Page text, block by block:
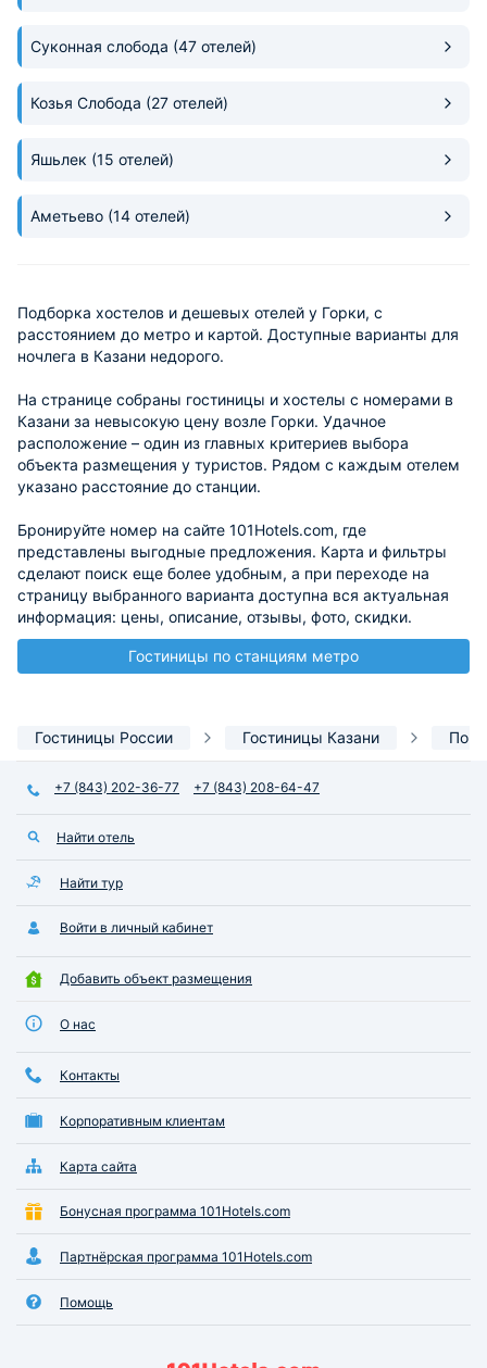
Суконная слобода (47 отелей)
Козья Слобода (27 отелей)
Яшьлек (15 отелей)
Аметьево (14 отелей)
Подборка хостелов и дешевых отелей у Горки, с
расстоянием до метро и картой. Доступные варианты для
ночлега в Казани недорого.
На странице собраны гостиницы и хостелы с номерами в
Казани за невысокую цену возле Горки. Удачное
расположение – один из главных критериев выбора
объекта размещения у туристов. Рядом с каждым отелем
указано расстояние до станции.
Бронируйте номер на сайте 101Hotels.com, где
представлены выгодные предложения. Карта и фильтры
сделают поиск еще более удобным, а при переходе на
страницу выбранного варианта доступна вся актуальная
информация: цены, описание, отзывы, фото, скидки.
Гостиницы по станциям метро
Гостиницы России Гостиницы Казани По
+7 (843) 202-36-77 +7 (843) 208-64-47
Найти отель
Найти тур
Войти в личный кабинет
Добавить объект размещения
О нас
Контакты
Корпоративным клиентам
Карта сайта
Бонусная программа 101Hotels.com
Партнёрская программа 101Hotels.com
Помощь